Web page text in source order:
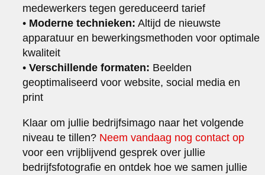
medewerkers tegen gereduceerd tarief
• Moderne technieken: Altijd de nieuwste
apparatuur en bewerkingsmethoden voor optimale
kwaliteit
•Verschillende formaten: Beelden
geoptimaliseerd voor website, social media en
print
Klaar om jullie bedrijfsimago naar het volgende
niveau te tillen? Neem vandaag nog contact op
voor een vrijblijvend gesprek over jullie
bedrijfsfotografie en ontdek hoe we samen jullie